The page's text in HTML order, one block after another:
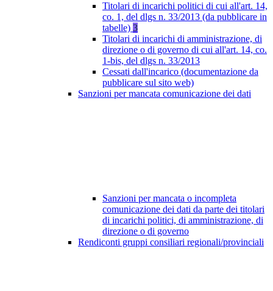
Titolari di incarichi politici di cui all'art. 14,
co. 1, del dlgs n. 33/2013 (da pubblicare in
tabelle) 3
Titolari di incarichi di amministrazione, di
direzione o di governo di cui all'art. 14, co.
1-bis, del dlgs n. 33/2013
Cessati dall'incarico (documentazione da
pubblicare sul sito web)
Sanzioni per mancata comunicazione dei dati
Sanzioni per mancata o incompleta
comunicazione dei dati da parte dei titolari
di incarichi politici, di amministrazione, di
direzione o di governo
Rendiconti gruppi consiliari regionali/provinciali